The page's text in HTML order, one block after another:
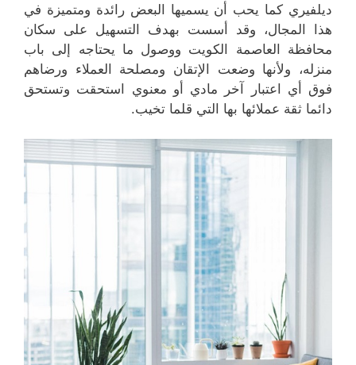
ديلفيري كما يحب أن يسميها البعض رائدة ومتميزة في
هذا المجال، وقد أسست بهدف التسهيل على سكان
محافظة العاصمة الكويت ووصول ما يحتاجه إلى باب
منزله، ولأنها وضعت الإتقان ومصلحة العملاء ورضاهم
فوق أي اعتبار آخر مادي أو معنوي استحقت وتستحق
دائما ثقة عملائها بها التي قلما تخيب.